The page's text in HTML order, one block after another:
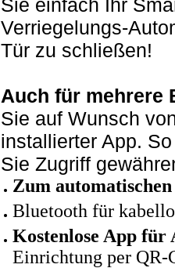
Sie einfach Ihr
Verriegelungs-
Tür zu schließen!
Auch für mehrere
Sie auf Wunsch
installierter App.
Sie Zugriff
Zum
Bluetooth für
Kostenlose App für
Einrichtung per QR-